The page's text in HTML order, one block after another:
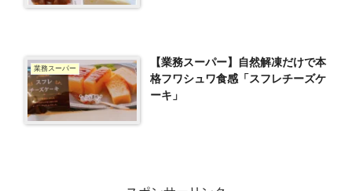
業務スーパー
【業務スーパー】自然解凍だけで本
格フワシュワ食感「スフレチーズケ
ーキ」